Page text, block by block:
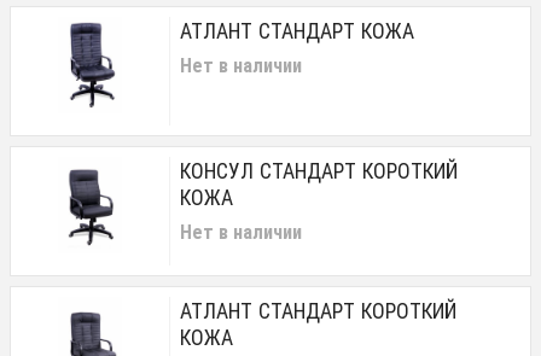
АТЛАНТ СТАНДАРТ КОЖА
Нет в наличии
КОНСУЛ СТАНДАРТ КОРОТКИЙ
КОЖА
Нет в наличии
АТЛАНТ СТАНДАРТ КОРОТКИЙ
КОЖА